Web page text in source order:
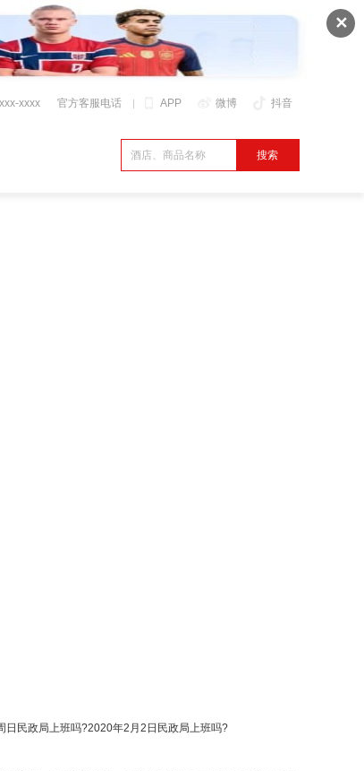
✕
APP 微博 抖音
xxxx 官方客服电话
日民政局上班吗?2020年2月2日民政局上班吗?